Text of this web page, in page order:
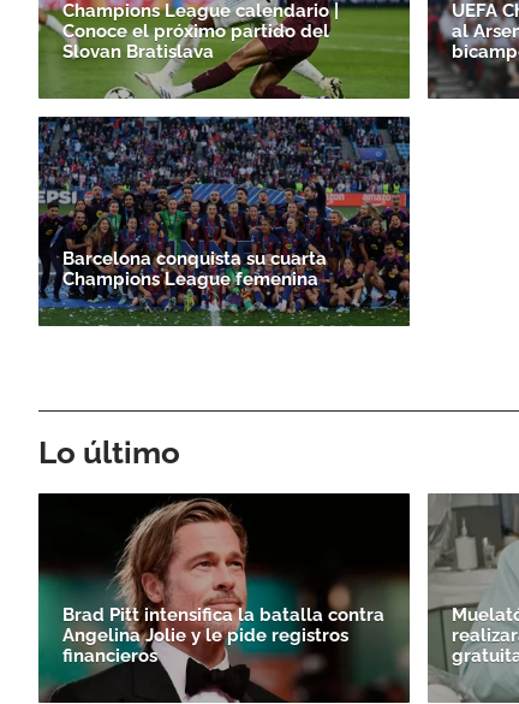
Champions League calendario |
Conoce el próximo partido del
Slovan Bratislava
UEFA
al
Barcelona conquista su cuarta
Champions League femenina
Lo último
Brad Pitt intensifica la batalla contra
Angelina Jolie y le pide registros
financieros